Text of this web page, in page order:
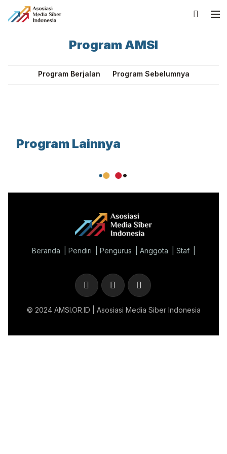
Program AMSI
Program Berjalan Program Sebelumnya
Program Lainnya
Beranda Pendiri Pengurus Anggota Staf
© 2024 AMSI.OR.ID | Asosiasi Media Siber Indonesia